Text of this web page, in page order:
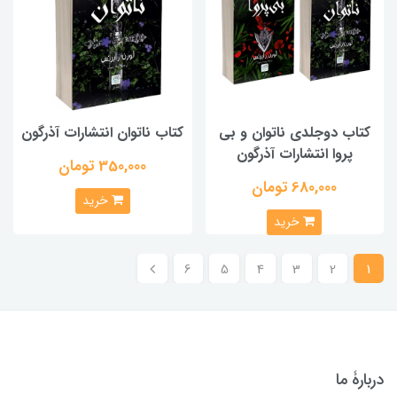
کتاب دوجلدی ناتوان و بی
پروا انتشارات آذرگون
680,000 تومان
خرید
کتاب ناتوان انتشارات آذرگون
350,000 تومان
خرید
1
2
3
4
5
6
دربارۀ ما